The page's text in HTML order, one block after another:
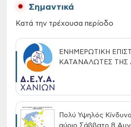
Σημαντικά
Κατά την τρέχουσα περίοδο
ΕΝΗΜΕΡΩΤΙΚΗ
ΚΑΤΑΝΑΛΩΤΕΣ ΤΗΣ
Πολύ Υψηλός
αύριο Σάββατο 8